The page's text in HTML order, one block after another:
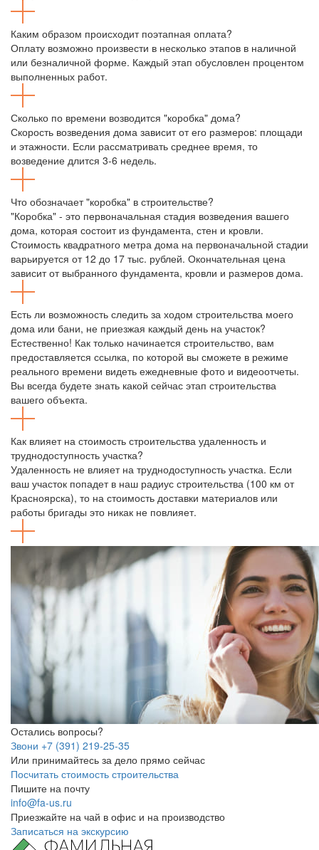
Каким образом происходит поэтапная оплата?
Оплату возможно произвести в несколько этапов в наличной
или безналичной форме. Каждый этап обусловлен процентом
выполненных работ.
Сколько по времени возводится "коробка" дома?
Скорость возведения дома зависит от его размеров: площади
и этажности. Если рассматривать среднее время, то
возведение длится 3-6 недель.
Что обозначает "коробка" в строительстве?
"Коробка" - это первоначальная стадия возведения вашего
дома, которая состоит из фундамента, стен и кровли.
Стоимость квадратного метра дома на первоначальной стадии
варьируется от 12 до 17 тыс. рублей. Окончательная цена
зависит от выбранного фундамента, кровли и размеров дома.
Есть ли возможность следить за ходом строительства моего
дома или бани, не приезжая каждый день на участок?
Естественно! Как только начинается строительство, вам
предоставляется ссылка, по которой вы сможете в режиме
реального времени видеть ежедневные фото и видеоотчеты.
Вы всегда будете знать какой сейчас этап строительства
вашего объекта.
Как влияет на стоимость строительства удаленность и
труднодоступность участка?
Удаленность не влияет на труднодоступность участка. Если
ваш участок попадет в наш радиус строительства (100 км от
Красноярска), то на стоимость доставки материалов или
работы бригады это никак не повлияет.
Остались вопросы?
Звони +7 (391) 219-25-35
Или принимайтесь за дело прямо сейчас
Посчитать стоимость строительства
Пишите на почту
info@fa-us.ru
Приезжайте на чай в офис и на производство
Записаться на экскурсию